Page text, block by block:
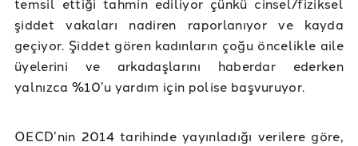
şiddet vakaları nadiren raporlanıyor ve kayda
geçiyor. Şiddet gören kadınların çoğu öncelikle aile
üyelerini ve arkadaşlarını haberdar ederken
yalnızca %10’u yardım için polise başvuruyor.
OECD’nin 2014 tarihinde yayınladığı verilere göre,